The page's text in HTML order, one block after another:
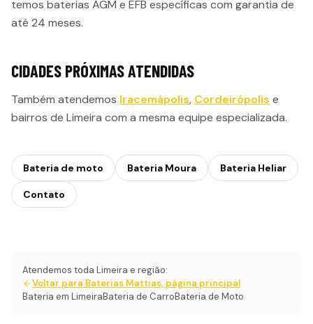
temos baterias AGM e EFB específicas com garantia de
até 24 meses.
CIDADES PRÓXIMAS ATENDIDAS
Também atendemos Iracemápolis, Cordeirópolis e
bairros de Limeira com a mesma equipe especializada.
Bateria de moto Bateria Moura Bateria Heliar
Contato
Atendemos toda Limeira e região:
Voltar para Baterias Mattias, página principal
Bateria em LimeiraBateria de CarroBateria de Moto